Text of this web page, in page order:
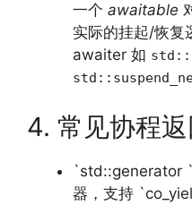
一个 awaitable
实际的挂起/恢复
awaiter 如
4. 常见协程
`std::generator
器，支持